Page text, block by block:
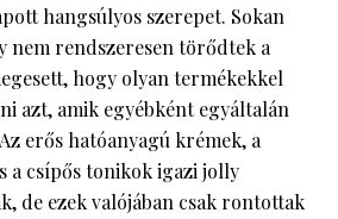
hangsúlyos szerepet. Sokan
nem rendszeresen törődtek a
hogy olyan termékekkel
azt, amik egyébként egyáltalán
erős hatóanyagú krémek, a
a csípős tonikok igazi jolly
de ezek valójában csak rontottak